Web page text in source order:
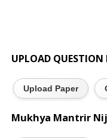
UPLOAD
Upload Paper
Mukhya Mantrir